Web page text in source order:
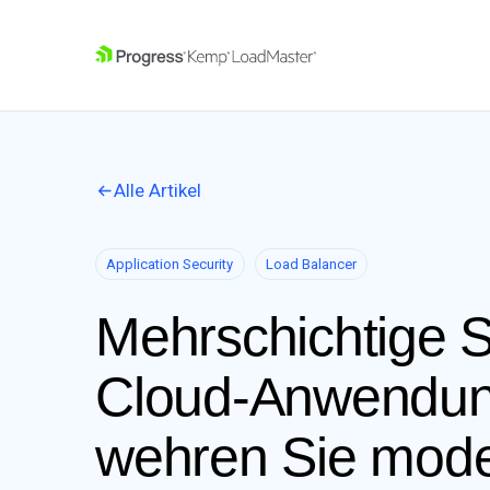
Alle Artikel
Application Security Load Balancer
Mehrschichtige
Cloud-
wehren Sie